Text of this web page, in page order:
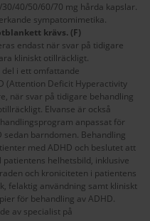
40/50/60/70 mg hårda kapslar.
sympatomimetika.
krävs. (F)
endast när svar på tidigare
kliniskt otillräckligt.
i ett omfattande
(Attention Deficit Hyperactivity
när svar på tidigare behandling
Elvanse är också
anpassat för
sedan barndomen. Behandling
med ADHD och beslutet att
helhetsbild, inklusive
och kroniciteten i patientens
felaktig användning samt kliniskt
för behandling av ADHD.
av specialist på